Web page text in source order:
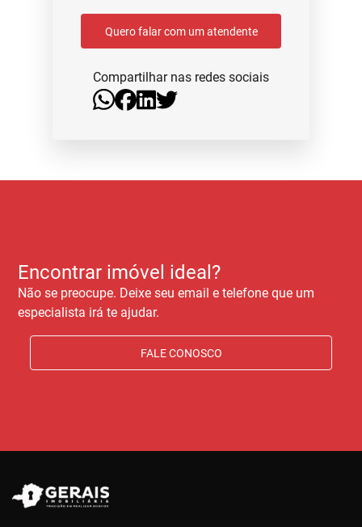
Quero falar com um atendente
Compartilhar nas redes sociais
Encontrar imóvel ideal?
Não se preocupe. Deixe seu email e telefone que um
especialista irá te ajudar.
FALE CONOSCO